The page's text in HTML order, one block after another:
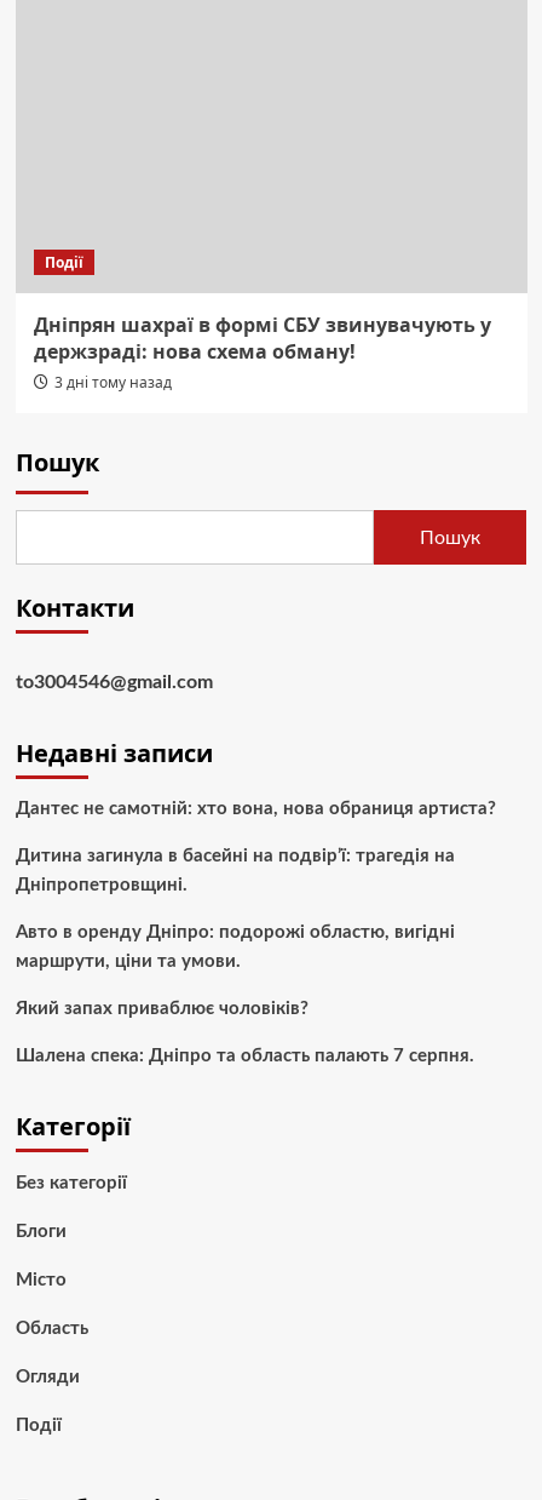
Події
Дніпрян шахраї в формі СБУ звинувачують у
держзраді: нова схема обману!
3 дні тому назад
Пошук
Пошук
Контакти
to3004546@gmail.com
Недавні записи
Дантес не самотній: хто вона, нова обраниця артиста?
Дитина загинула в басейні на подвір’ї: трагедія на
Дніпропетровщині.
Авто в оренду Дніпро: подорожі областю, вигідні
маршрути, ціни та умови.
Який запах приваблює чоловіків?
Шалена спека: Дніпро та область палають 7 серпня.
Категорії
Без категорії
Блоги
Місто
Область
Огляди
Події